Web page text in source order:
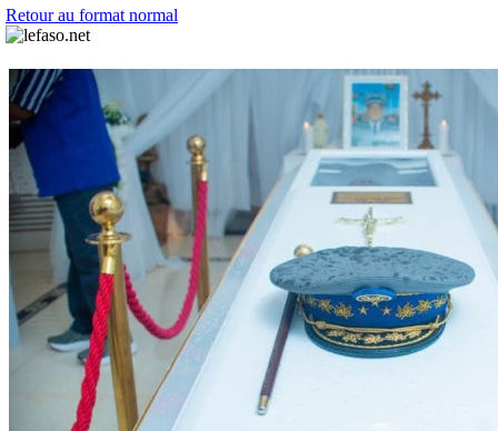
Retour au format normal